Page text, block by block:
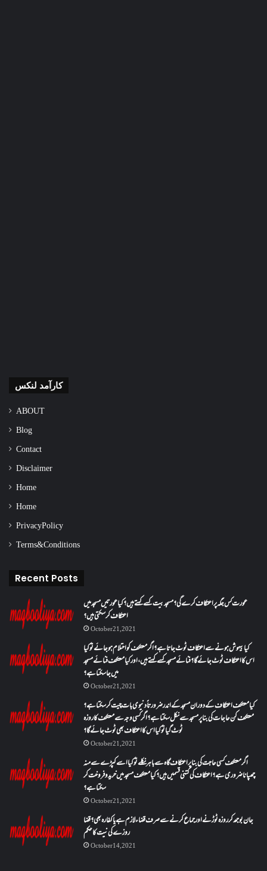
کارآمد لنکس
ABOUT
Blog
Contact
Disclaimer
Home
Home
Privacy Policy
Terms & Conditions
Recent Posts
عورت کس جگہ پر اعتکاف کرے گی؟مسجد بیت کسے کہتے ہیں؟کیا عورتیں مسجد میں
اعتکاف کر سکتی ہیں؟
October 21, 2021
کیا بیہوش ہونے سے اعتکاف ٹوٹ جاتا ہے؟ اگر معتکف کو احتلام ہو جائے تو کیا
اس کا اعتکاف ٹوٹ جائے گا؟فنائے مسجد کسے کہتے ہیں ، اور کیا معتکف فنائے مسجد
میں جا سکتا ہے؟
October 21, 2021
کیا معتکف اعتکاف کے دوران مسجد کے اندر ضرورتاً دنیوی بات چیت کر سکتا ہے؟
معتکف کن حاجات کی بنا پر مسجد سے نکل سکتا ہے؟ اگر کسی وجہ سے معتکف کا روزہ
ٹوٹ گیا تو کیا اس کا اعتکاف بھی ٹوٹ جائے گا؟
October 21, 2021
اگر معتکف کسی حاجت کی بنا پر اعتکاف گاہ سے باہر نکلے تو کیا اسے کپڑے سے منہ
چھپانا ضروری ہے؟اعتکاف کی کتنی قسمیں ہیں؟کیا معتکف مسجد میں خرید و فروخت کر
سکتا ہے؟
October 21, 2021
جان بوجھ کر روزہ ٹوڑنے اور جماع کرنے سے صرف قضاء لازم ہے یا کفارہ بھی؟ قضا
روزے کی نیت کا حکم
October 14, 2021